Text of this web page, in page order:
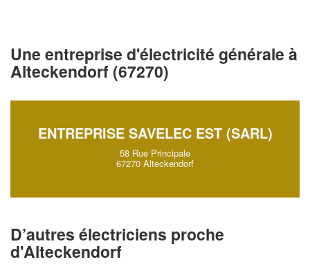
Une entreprise d'électricité générale à
Alteckendorf (67270)
ENTREPRISE SAVELEC EST (SARL)
58 Rue Principale
67270 Alteckendorf
D’autres électriciens proche
d'Alteckendorf
Augmentez votrechiffre
vosmarges